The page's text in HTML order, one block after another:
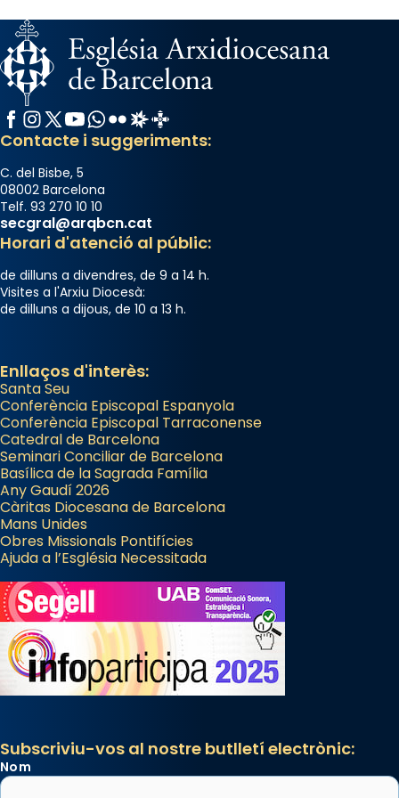
Photo
View on Facebook Share
2 weeks ago
Memòria de les santes Juliana i
Semproniana, verges i màrtirs.
Acompanyant la història de sant Cugat, a
partir de l’Edat Mitjana sorgeix la tradició
que les santes Juliana (“relatiu a Júlia”) i
Semproniana (“relatiu a Semprònia =
eterna”) són deixebles seves. I l’any 1667, el
frare Joan Gaspar Roig, afirma en una obra
Mataró en reivindicarà les relíquies fins que
les aconseguirà el 1772. L’ofici que es canta
a la “Missa de les Santes” (“Missa de
Glòria”) fou composta el 1848 per Mn.
Manuel Blanch, amb aire d’òpera
italianitzant; s’interpreta per privilegi
pontifici, amb orquestra i cor, i té una
duració aproximada de tres hores. Després,
processó (recuperada el 1972) al voltant
del temple amb les relíquies de les santes.
Des de 1985 hi participa també un grup de
diablesses amb música i ball propis. Festa
gran a Mataró.
«Si vols saber què és calor, ves per les
Santes a Mataró»🥵.
Facebook
Instagram
X / Twitter
YouTube
WhatsApp
FlickrRadio Estel
Catalunya Cristiana
Contacte i suggeriments:
C. del Bisbe, 5
08002 Barcelona
Telf. 93 270 10 10
secgral@arqbcn.cat
Horari d'atenció al públic:
de dilluns a divendres, de 9 a 14 h.
Visites a l'Arxiu Diocesà:
de dilluns a dijous, de 10 a 13 h.
Enllaços d'interès:
Santa Seu
Conferència Episcopal Espanyola
Conferència Episcopal Tarraconense
Catedral de Barcelona
Seminari Conciliar de Barcelona
Basílica de la Sagrada Família
Any Gaudí 2026
Càritas Diocesana de Barcelona
Mans Unides
Obres Missionals Pontifícies
Ajuda a l’Església Necessitada
Subscriviu-vos al nostre butlletí electrònic:
Nom